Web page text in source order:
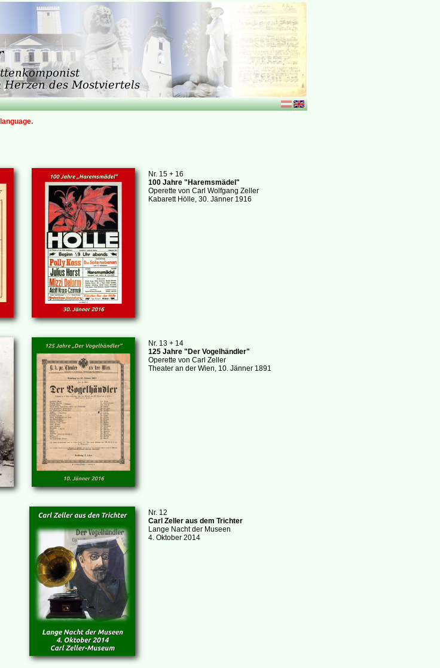
Nr. 15 + 16
100 Jahre "Haremsmädel"
Operette von Carl Wolfgang Zeller
Kabarett Hölle, 30. Jänner 1916
Nr. 13 + 14
125 Jahre "Der Vogelhändler"
Operette von Carl Zeller
Theater an der Wien, 10. Jänner 1891
Nr. 12
Carl Zeller aus dem Trichter
Lange Nacht der Museen
4. Oktober 2014